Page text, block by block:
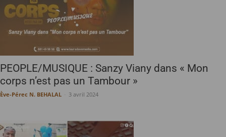
PEOPLE/MUSIQUE : Sanzy Viany dans « Mon
corps n’est pas un Tambour »
Ève-Pérec N. BEHALAL 3 avril 2024